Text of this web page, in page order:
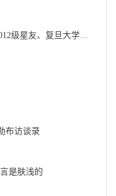
听觉再生，重建交流纽带 ——访2012级星友、复旦大学附属眼耳鼻喉科医院孙珊教授
布访谈录
是肤浅的